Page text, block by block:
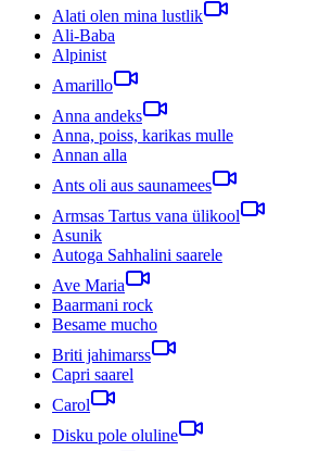
Alati olen mina lustlik
Ali-Baba
Alpinist
Amarillo
Anna andeks
Anna, poiss, karikas mulle
Annan alla
Ants oli aus saunamees
Armsas Tartus vana ülikool
Asunik
Autoga Sahhalini saarele
Ave Maria
Baarmani rock
Besame mucho
Briti jahimarss
Capri saarel
Carol
Disku pole oluline